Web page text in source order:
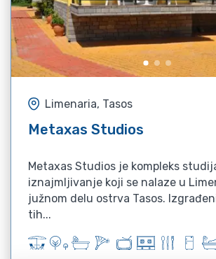
Limenaria, Tasos
Metaxas Studios
Metaxas Studios je kompleks
iznajmljivanje koji se nalaze u
južnom delu ostrva Tasos. Izgrađeni na mirnoj i
tih...